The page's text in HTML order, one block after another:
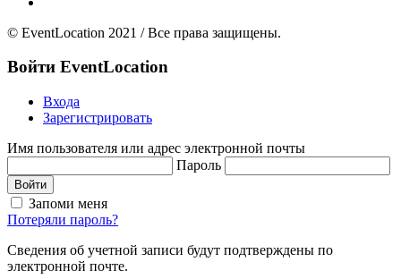
© EventLocation 2021 / Все права защищены.
Войти EventLocation
Входа
Зарегистрировать
Имя пользователя или адрес электронной почты
Пароль
Войти
Запоми меня
Потеряли пароль?
Сведения об учетной записи будут подтверждены по
электронной почте.